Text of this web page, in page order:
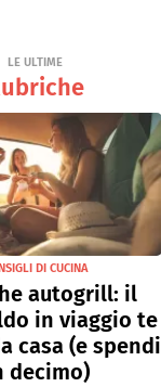
LE ULTIME
DI CUCINA
autogrill: il
in viaggio te
casa (e spendi
decimo)